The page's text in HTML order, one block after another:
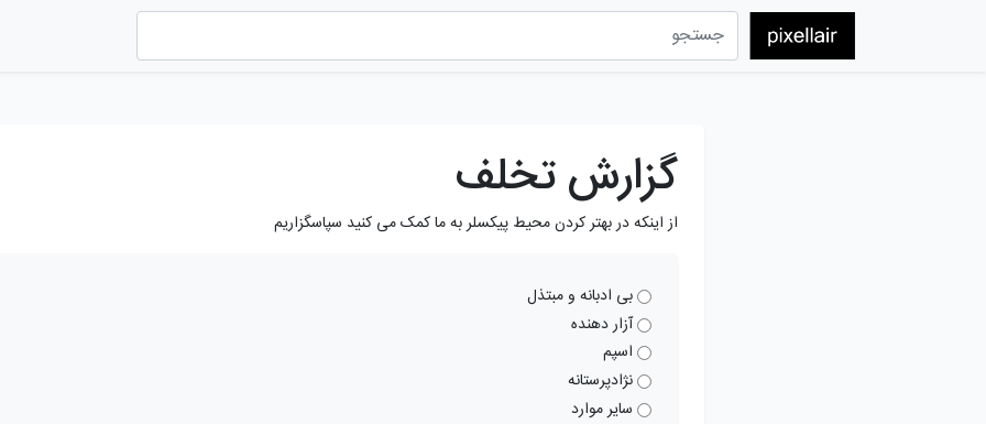
گزارش تخلف
از اینکه در بهتر کردن محیط پیکسلر به ما کمک می کنید سپاسگزاریم
بی ادبانه و مبتذل
آزار دهنده
اسپم
نژادپرستانه
سایر موارد